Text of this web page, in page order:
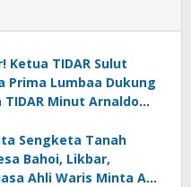
Ketua TIDAR Sulut
Prima Lumbaa Dukung
TIDAR Minut Arnaldo
Bersih Tiga Gelar
Sengketa Tanah
Bahoi, Likbar,
Ahli Waris Minta APH